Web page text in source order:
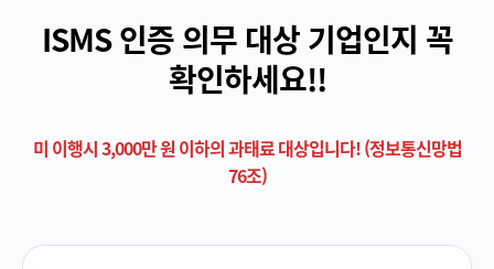
ISMS 인증 의무 대상 기업인지 꼭
확인하세요!!
미 이행시 3,000만 원 이하의 과태료 대상입니다! (정보통신망법
76조)